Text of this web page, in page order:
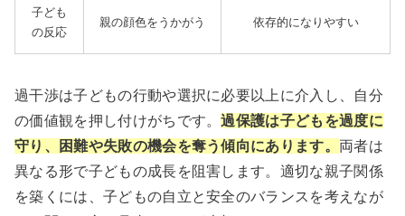
子ども
の反応
親の顔色をうかがう 依存的になりやすい
過干渉は子どもの行動や選択に必要以上に介入し、自分
の価値観を押し付けがちです。過保護は子どもを過度に
守り、困難や失敗の機会を奪う傾向にあります。 両者は
異なる形で子どもの成長を阻害します。適切な親子関係
を築くには、子どもの自立と安全のバランスを考えなが